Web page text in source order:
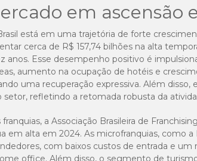
em ascensão
está em uma trajetória de forte
cerca de R$ 157,74 bilhões na alta
anos. Esse desempenho positivo é
aumento na ocupação de hotéis e
uma recuperação expressiva. Além disso,
setor, refletindo a retomada robusta da
a Associação Brasileira de
em alta em 2024. As microfranquias, como
com baixos custos de entrada e
office. Além disso, o segmento de